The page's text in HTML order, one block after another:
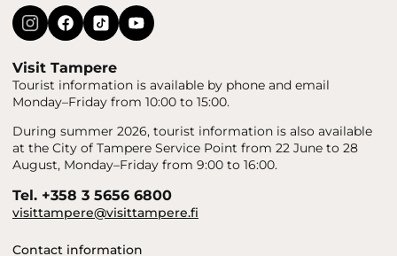
Visit Tampere
Tourist information is available by phone and email
Monday–Friday from 10:00 to 15:00.
During summer 2026, tourist information is also available
at the City of Tampere Service Point from 22 June to 28
August, Monday–Friday from 9:00 to 16:00.
Tel. +358 3 5656 6800
visittampere@visittampere.fi
Contact information